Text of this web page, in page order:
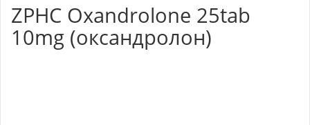
ZPHC Oxandrolone 25tab
10mg (оксандролон)